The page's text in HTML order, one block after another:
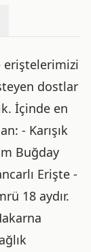
eriştelerimizi
dostlar
İçinde en
- Karışık
Buğday
Erişte -
18 aydır.